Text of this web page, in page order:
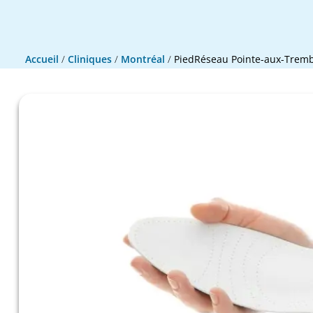
Accueil / Cliniques / Montréal / PiedRéseau Pointe-aux-